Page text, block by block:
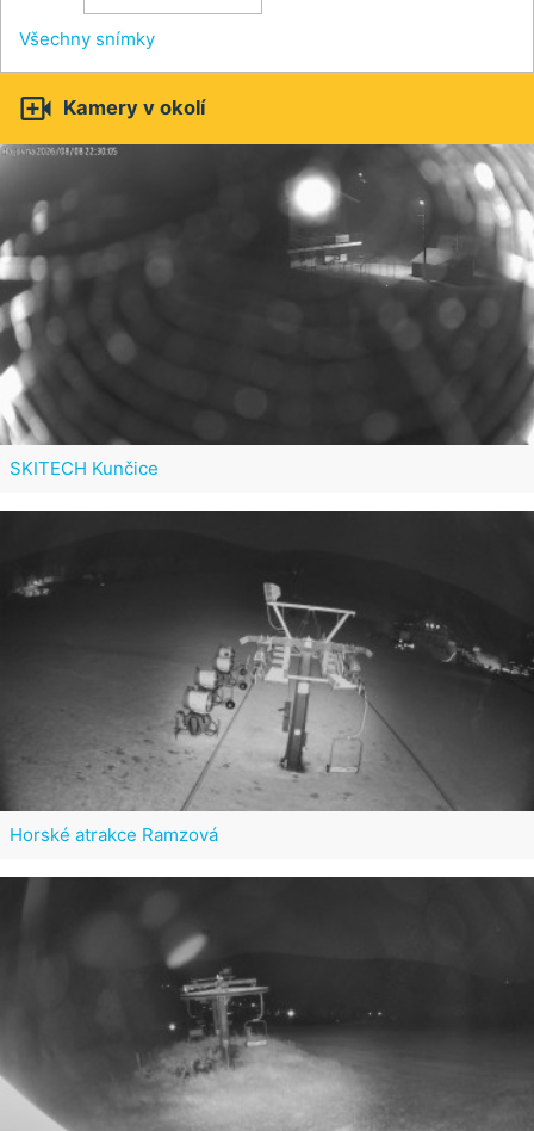
Všechny snímky
 Kamery v okolí
SKITECH Kunčice
Horské atrakce Ramzová